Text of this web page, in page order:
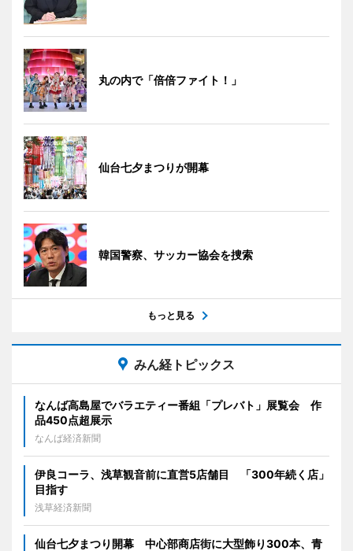
丸の内で「倍倍ファイト！」
仙台七夕まつりが開幕
韓国警察、サッカー協会を捜索
もっと見る
みん経トピックス
なんば高島屋でバラエティー番組「プレバト」展覧会 作
品450点超展示
なんば経済新聞
伊良コーラ、浅草観音前に直営5店舗目 「300年続く店」
目指す
浅草経済新聞
仙台七夕まつり開幕 中心部商店街に大型飾り300本、青